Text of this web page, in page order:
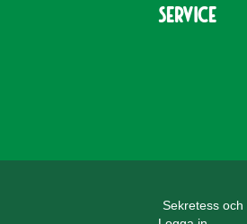
Service
Sekretess och